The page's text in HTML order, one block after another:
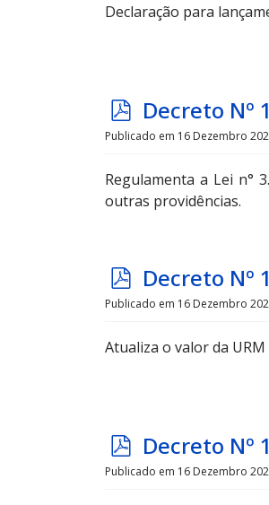
u
n
t
Declaração para
p
d
Decreto Nº
Publicado em 16 Dezembro
Regulamenta a Lei n°
outras providências.
p
d
Decreto Nº
Publicado em 16 Dezembro
Atualiza o valor da
p
d
Decreto Nº
Publicado em 16 Dezembro